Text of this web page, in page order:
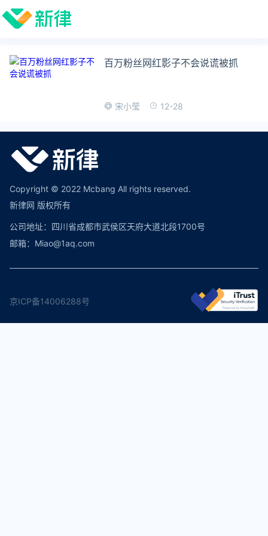
百万粉丝网红影子不会说谎被抓
宋小莹 12-28
Copyright © 2022 Mcbang All rights reserved.
新律网 版权所有
公司地址：四川省成都市武侯区天府大道北段1700号
邮箱：Miao@1aq.com
京ICP备14006288号